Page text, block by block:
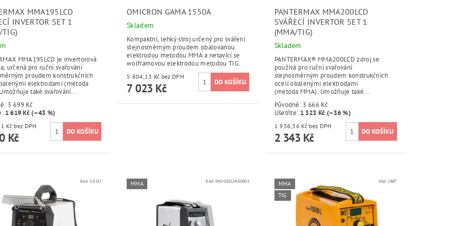
MMA195LCD
INVERTOR SET 1
MMA195LCD je invertorová
určená pro ruční svařování
proudem konstrukčních
elektrodami (metoda
také svařování...
3 699 Kč
: 1 619 Kč (–43 %)
1 719,01 Kč bez DPH
Kč
OMICRON GAMA 1550A
Skladem
Kompaktní, lehký stroj určený pro sváření
stejnosměrným proudem obalovanou
elektrodou metodou MMA a netavící se
wolframovou elektrodou metodou TIG.
5 804,13 Kč bez DPH
7 023 Kč
PANTERMAX MMA200LCD
SVÁŘECÍ INVERTOR SET 1
(MMA/TIG)
Skladem
PANTERMAX® MMA200LCD zdroj se
používá pro ruční svařování
stejnosměrným proudem konstrukčních
ocelí obalenými elektrodami
(metoda MMA). Umožňuje také...
Původně: 3 666 Kč
Ušetříte: 1 323 Kč (–36 %)
1 936,36 Kč bez DPH
2 343 Kč
Kód: 5.0317 MMA Kód: 090-002128-00502
MMA
TIG
Kód:2887